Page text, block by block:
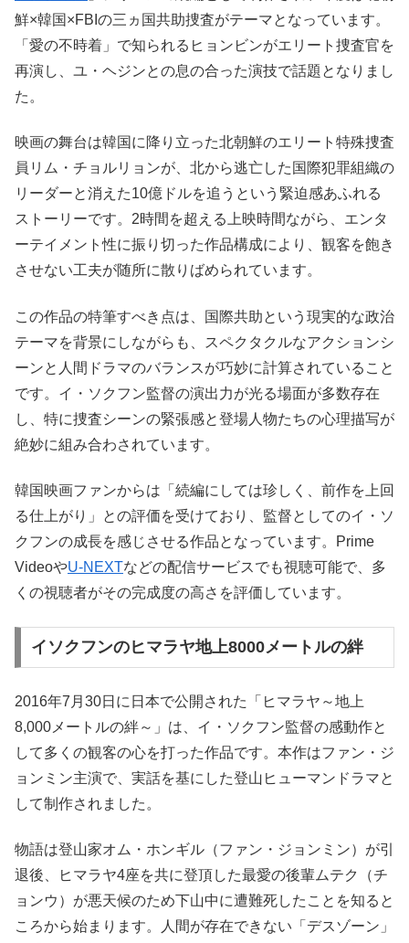
鮮×韓国×FBIの三ヵ国共助捜査がテーマとなっています。
「愛の不時着」で知られるヒョンビンがエリート捜査官を
再演し、ユ・ヘジンとの息の合った演技で話題となりまし
た。
映画の舞台は韓国に降り立った北朝鮮のエリート特殊捜査
員リム・チョルリョンが、北から逃亡した国際犯罪組織の
リーダーと消えた10億ドルを追うという緊迫感あふれる
ストーリーです。2時間を超える上映時間ながら、エンタ
ーテイメント性に振り切った作品構成により、観客を飽き
させない工夫が随所に散りばめられています。
この作品の特筆すべき点は、国際共助という現実的な政治
テーマを背景にしながらも、スペクタクルなアクションシ
ーンと人間ドラマのバランスが巧妙に計算されていること
です。イ・ソクフン監督の演出力が光る場面が多数存在
し、特に捜査シーンの緊張感と登場人物たちの心理描写が
絶妙に組み合わされています。
韓国映画ファンからは「続編にしては珍しく、前作を上回
る仕上がり」との評価を受けており、監督としてのイ・ソ
クフンの成長を感じさせる作品となっています。Prime
VideoやU-NEXTなどの配信サービスでも視聴可能で、多
くの視聴者がその完成度の高さを評価しています。
イソクフンのヒマラヤ地上8000メートルの絆
2016年7月30日に日本で公開された「ヒマラヤ～地上
8,000メートルの絆～」は、イ・ソクフン監督の感動作と
して多くの観客の心を打った作品です。本作はファン・ジ
ョンミン主演で、実話を基にした登山ヒューマンドラマと
して制作されました。
物語は登山家オム・ホンギル（ファン・ジョンミン）が引
退後、ヒマラヤ4座を共に登頂した最愛の後輩ムテク（チ
ョンウ）が悪天候のため下山中に遭難死したことを知ると
ころから始まります。人間が存在できない「デスゾーン」